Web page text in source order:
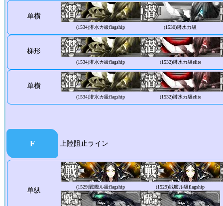
单横
(1534)潜水カ級flagship (1530)潜水カ級
梯形
(1534)潜水カ級flagship (1532)潜水カ級elite
单横
(1534)潜水カ級flagship (1532)潜水カ級elite
F 上陸阻止ライン
单纵 (1529)戦艦ル級flagship (1529)戦艦ル級flagship